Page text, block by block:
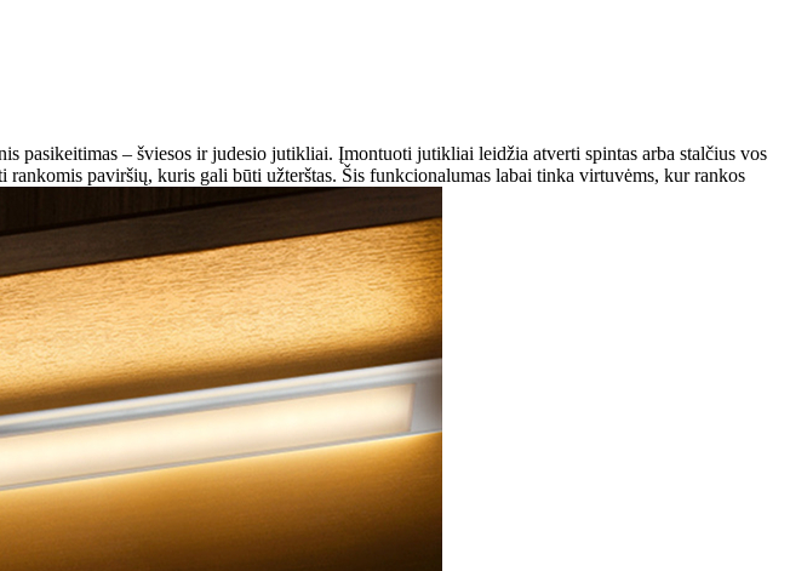
pasikeitimas – šviesos ir judesio jutikliai. Įmontuoti jutikliai leidžia atverti spintas arba stalčius vos
paviršių, kuris gali būti užterštas. Šis funkcionalumas labai tinka virtuvėms, kur rankos